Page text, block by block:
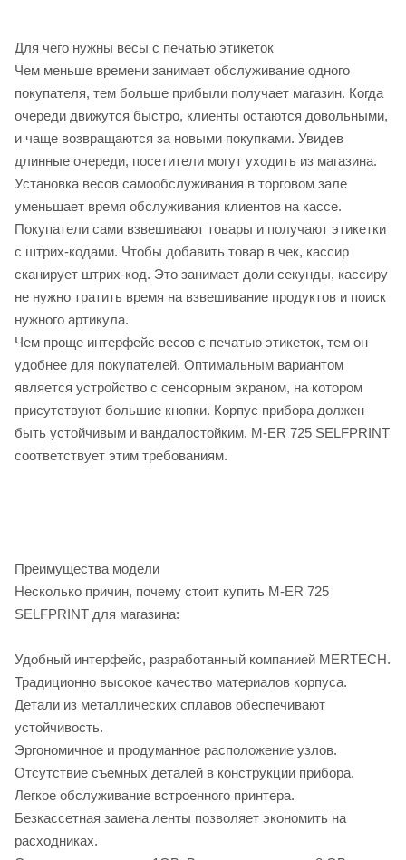
Для чего нужны весы с печатью этикеток
Чем меньше времени занимает обслуживание одного
покупателя, тем больше прибыли получает магазин. Когда
очереди движутся быстро, клиенты остаются довольными,
и чаще возвращаются за новыми покупками. Увидев
длинные очереди, посетители могут уходить из магазина.
Установка весов самообслуживания в торговом зале
уменьшает время обслуживания клиентов на кассе.
Покупатели сами взвешивают товары и получают этикетки
с штрих-кодами. Чтобы добавить товар в чек, кассир
сканирует штрих-код. Это занимает доли секунды, кассиру
не нужно тратить время на взвешивание продуктов и поиск
нужного артикула.
Чем проще интерфейс весов с печатью этикеток, тем он
удобнее для покупателей. Оптимальным вариантом
является устройство с сенсорным экраном, на котором
присутствуют большие кнопки. Корпус прибора должен
быть устойчивым и вандалостойким. M-ER 725 SELFPRINT
соответствует этим требованиям.
Преимущества модели
Несколько причин, почему стоит купить M-ER 725
SELFPRINT для магазина:
Удобный интерфейс, разработанный компанией MERTECH.
Традиционно высокое качество материалов корпуса.
Детали из металлических сплавов обеспечивают
устойчивость.
Эргономичное и продуманное расположение узлов.
Отсутствие съемных деталей в конструкции прибора.
Легкое обслуживание встроенного принтера.
Безкассетная замена ленты позволяет экономить на
расходниках.